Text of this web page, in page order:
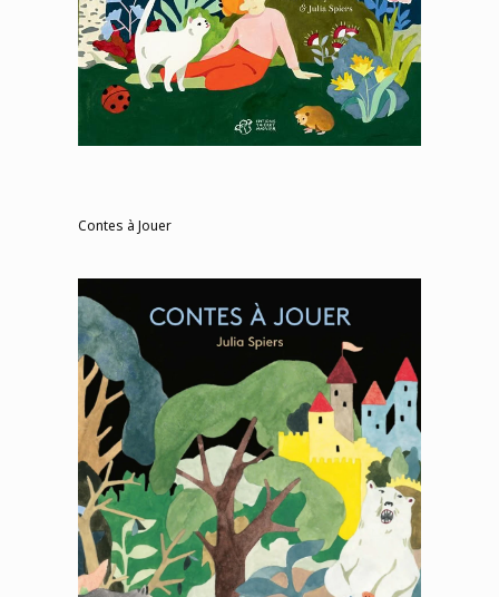
Contes à Jouer